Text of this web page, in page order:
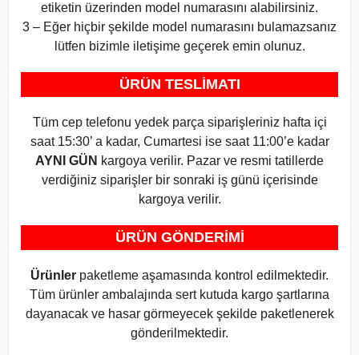
etiketin üzerinden model numarasını alabilirsiniz.
3 – Eğer hiçbir şekilde model numarasını bulamazsanız
lütfen bizimle iletişime geçerek emin olunuz.
ÜRÜN TESLİMATI
Tüm cep telefonu yedek parça siparişleriniz hafta içi
saat 15:30’ a kadar, Cumartesi ise saat 11:00’e kadar
AYNI GÜN kargoya verilir. Pazar ve resmi tatillerde
verdiğiniz siparişler bir sonraki iş günü içerisinde
kargoya verilir.
ÜRÜN GÖNDERİMİ
Ürünler paketleme aşamasında kontrol edilmektedir.
Tüm ürünler ambalajında sert kutuda kargo şartlarına
dayanacak ve hasar görmeyecek şekilde paketlenerek
gönderilmektedir.